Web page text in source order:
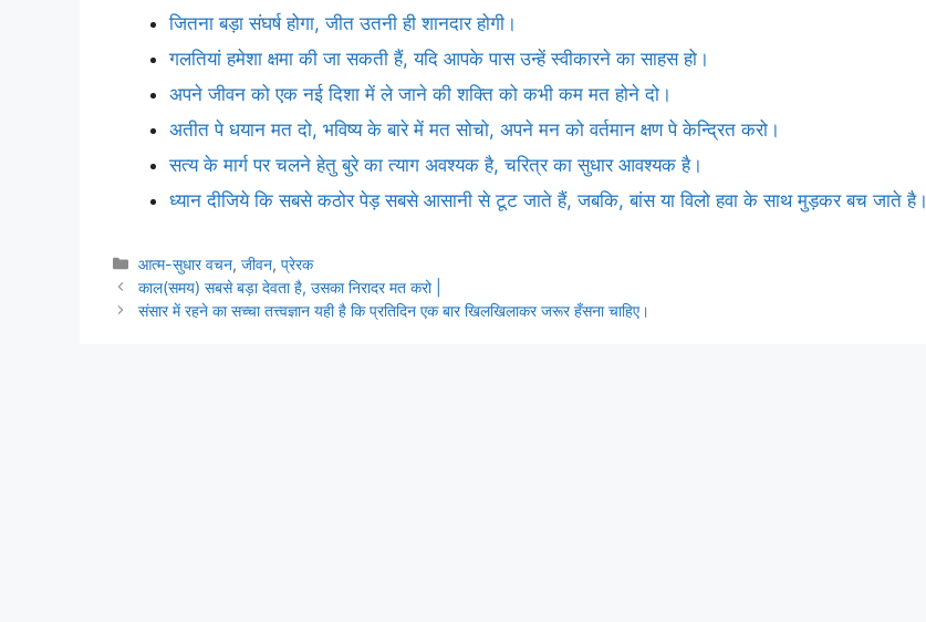
जितना बड़ा संघर्ष होगा, जीत उतनी ही शानदार होगी।
गलतियां हमेशा क्षमा की जा सकती हैं, यदि आपके पास उन्हें स्वीकारने का साहस हो।
अपने जीवन को एक नई दिशा में ले जाने की शक्ति को कभी कम मत होने दो।
अतीत पे धयान मत दो, भविष्य के बारे में मत सोचो, अपने मन को वर्तमान क्षण पे केन्द्रित करो।
सत्य के मार्ग पर चलने हेतु बुरे का त्याग अवश्यक है, चरित्र का सुधार आवश्यक है।
ध्यान दीजिये कि सबसे कठोर पेड़ सबसे आसानी से टूट जाते हैं, जबकि, बांस या विलो हवा के साथ मुड़कर बच जाते है।
Categories
आत्म-सुधार वचन,जीवन,प्रेरक
काल(समय) सबसे बड़ा देवता है, उसका निरादर मत करो |
संसार में रहने का सच्चा तत्त्वज्ञान यही है कि प्रतिदिन एक बार खिलखिलाकर जरूर हँसना चाहिए।